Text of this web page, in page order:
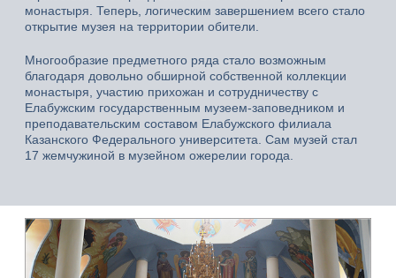
монастыря. Теперь, логическим завершением всего стало
открытие музея на территории обители.
Многообразие предметного ряда стало возможным
благодаря довольно обширной собственной коллекции
монастыря, участию прихожан и сотрудничеству с
Елабужским государственным музеем-заповедником и
преподавательским составом Елабужского филиала
Казанского Федерального университета. Сам музей стал
17 жемчужиной в музейном ожерелии города.